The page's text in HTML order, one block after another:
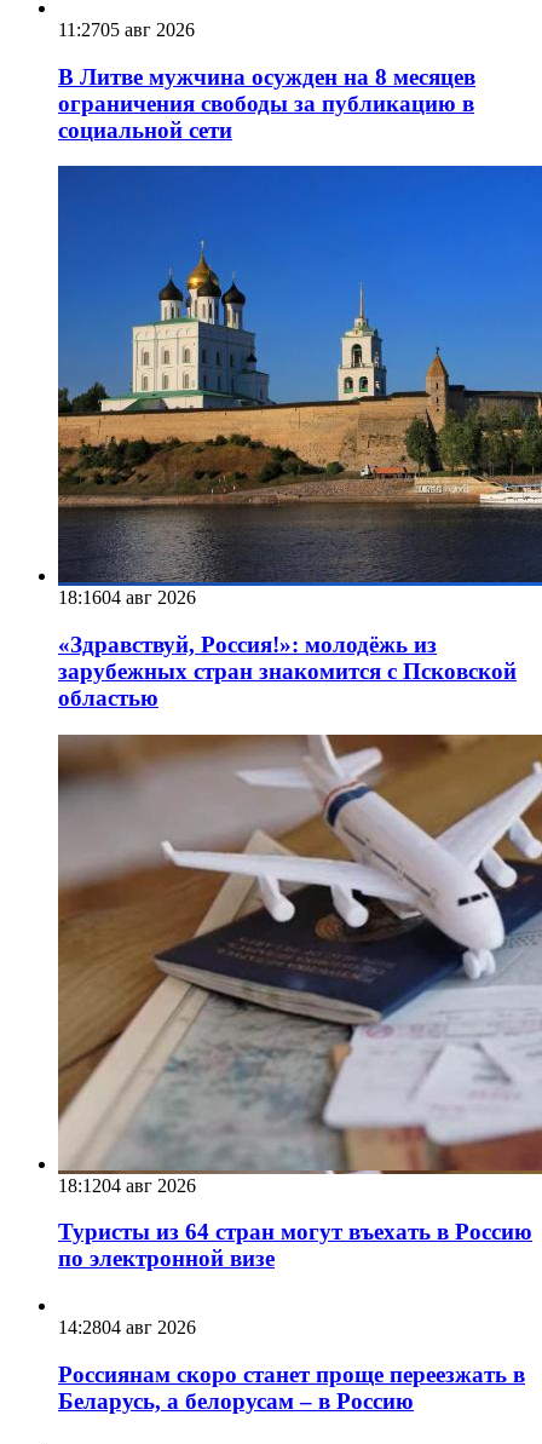
11:2705 авг 2026
В Литве мужчина осужден на 8 месяцев
ограничения свободы за публикацию в
социальной сети
18:1604 авг 2026
«Здравствуй, Россия!»: молодёжь из
зарубежных стран знакомится с Псковской
областью
18:1204 авг 2026
Туристы из 64 стран могут въехать в Россию
по электронной визе
14:2804 авг 2026
Россиянам скоро станет проще переезжать в
Беларусь, а белорусам – в Россию